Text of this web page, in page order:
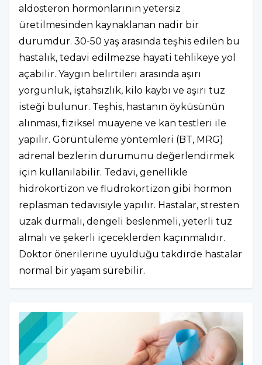
aldosteron hormonlarının yetersiz
üretilmesinden kaynaklanan nadir bir
durumdur. 30-50 yaş arasında teşhis edilen bu
hastalık, tedavi edilmezse hayati tehlikeye yol
açabilir. Yaygın belirtileri arasında aşırı
yorgunluk, iştahsızlık, kilo kaybı ve aşırı tuz
isteği bulunur. Teşhis, hastanın öyküsünün
alınması, fiziksel muayene ve kan testleri ile
yapılır. Görüntüleme yöntemleri (BT, MRG)
adrenal bezlerin durumunu değerlendirmek
için kullanılabilir. Tedavi, genellikle
hidrokortizon ve fludrokortizon gibi hormon
replasman tedavisiyle yapılır. Hastalar, stresten
uzak durmalı, dengeli beslenmeli, yeterli tuz
almalı ve şekerli içeceklerden kaçınmalıdır.
Doktor önerilerine uyulduğu takdirde hastalar
normal bir yaşam sürebilir.